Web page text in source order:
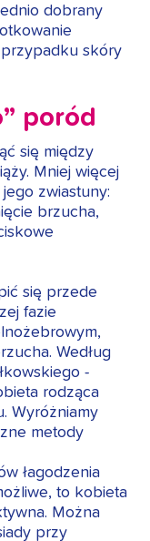
dobrany
skóry
poród
się między
Mniej więcej
zwiastuny:
brzucha,
się przede
fazie
Według
-
rodząca
Wyróżniamy
metody
łagodzenia
to kobieta
Można
przy